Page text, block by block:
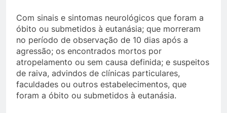
Com sinais e sintomas neurológicos que foram a
óbito ou submetidos à eutanásia; que morreram
no período de observação de 10 dias após a
agressão; os encontrados mortos por
atropelamento ou sem causa definida; e suspeitos
de raiva, advindos de clínicas particulares,
faculdades ou outros estabelecimentos, que
foram a óbito ou submetidos à eutanásia.